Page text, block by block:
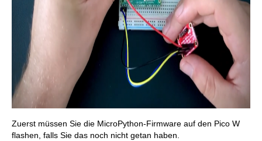
Zuerst müssen Sie die MicroPython-Firmware auf den Pico W
flashen, falls Sie das noch nicht getan haben.